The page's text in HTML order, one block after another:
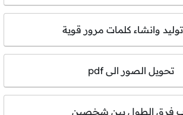
توليد وانشاء كلمات مرور قوية
تحويل الصور الى pdf
فرق الطول بين شخصين